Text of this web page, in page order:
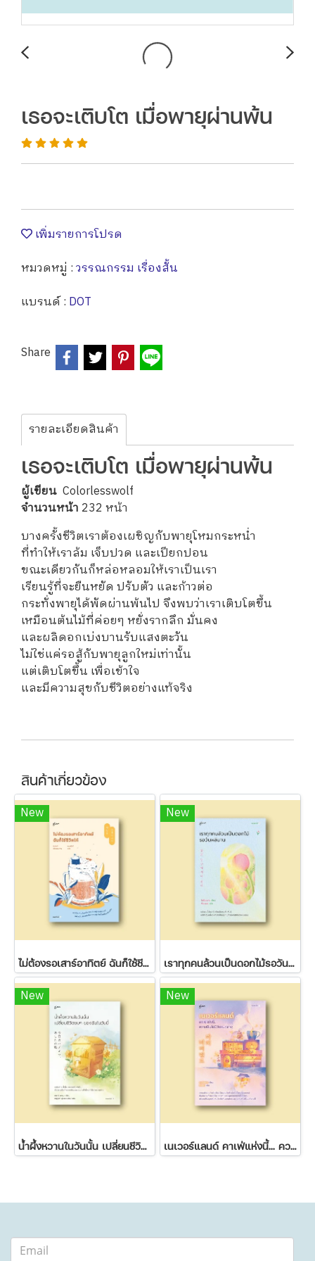
เธอจะเติบโต เมื่อพายุผ่านพ้น
เพิ่มรายการโปรด
หมวดหมู่ :วรรณกรรม เรื่องสั้น
แบรนด์ : DOT
Share
รายละเอียดสินค้า
เธอจะเติบโต เมื่อพายุผ่านพ้น
ผู้เขียน Colorlesswolf
จำนวนหน้า 232 หน้า
บางครั้งชีวิตเราต้องเผชิญกับพายุโหมกระหน่ำ
ที่ทำให้เราล้ม เจ็บปวด และเปียกปอน
ขณะเดียวกันก็หล่อหลอมให้เราเป็นเรา
เรียนรู้ที่จะยืนหยัด ปรับตัว และก้าวต่อ
กระทั่งพายุได้พัดผ่านพ้นไป จึงพบว่าเราเติบโตขึ้น
เหมือนต้นไม้ที่ค่อยๆ หยั่งรากลึก มั่นคง
และผลิดอกเบ่งบานรับแสงตะวัน
ไม่ใช่แค่รอสู้กับพายุลูกใหม่เท่านั้น
แต่เติบโตขึ้น เพื่อเข้าใจ
และมีความสุขกับชีวิตอย่างแท้จริง
สินค้าเกี่ยวข้อง
New
ไม่ต้องรอเสาร์อาทิตย์ ฉันก็ใช้ชีวิตได้
New
เราทุกคนล้วนเป็นดอกไม้รอวันผลิบาน
New
น้ำผึ้งหวานในวันนั้น เปลี่ยนชีวิตขมๆ ของฉันในวันนี้
New
เนเวอร์แลนด์ คาเฟ่แห่งนี้... ความฝันไม่มีวันหมดอายุ